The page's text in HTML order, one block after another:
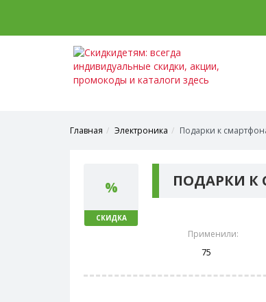
Главная Электроника Подарки к
%
СКИДКА
ПОДАРКИ К
Применили:
75